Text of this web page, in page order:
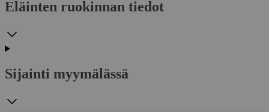
Eläinten ruokinnan tiedot
Sijainti myymälässä